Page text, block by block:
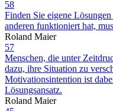
58
Finden Sie eigene
anderen funktioniert hat,
Roland Maier
57
Menschen, die unter
dazu, ihre Situation zu
Motivationsintention ist
Lösungsansatz.
Roland Maier